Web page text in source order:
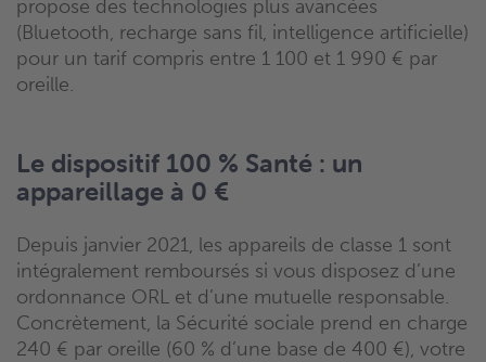
propose des technologies plus avancées
(Bluetooth, recharge sans fil, intelligence artificielle)
pour un tarif compris entre 1 100 et 1 990 € par
oreille.
Le dispositif 100 % Santé : un
appareillage à 0 €
Depuis janvier 2021, les appareils de classe 1 sont
intégralement remboursés si vous disposez d’une
ordonnance ORL et d’une mutuelle responsable.
Concrètement, la Sécurité sociale prend en charge
240 € par oreille (60 % d’une base de 400 €), votre